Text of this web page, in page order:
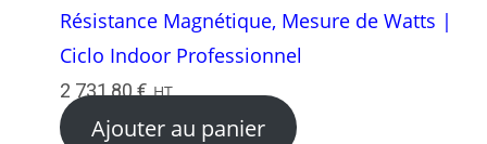
Résistance Magnétique, Mesure de Watts |
Ciclo Indoor Professionnel
2 731,80€ HT
Ajouter au panier